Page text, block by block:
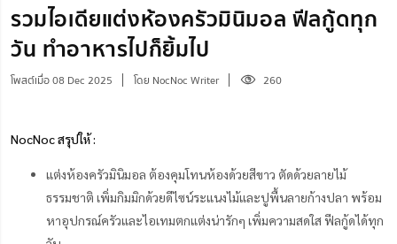
รวมไอเดียแต่งห้องครัวมินิมอล ฟีลกู้ดทุก
วัน ทำอาหารไปก็ยิ้มไป
โพสต์เมื่อ 08 Dec 2025 โดย NocNoc Writer 260
NocNoc สรุปให้ :
แต่งห้องครัวมินิมอล ต้องคุมโทนห้องด้วยสีขาว ตัดด้วยลายไม้
ธรรมชาติ เพิ่มกิมมิกด้วยดีไซน์ระแนงไม้และปูพื้นลายก้างปลา พร้อม
หาอุปกรณ์ครัวและไอเทมตกแต่งน่ารักๆ เพิ่มความสดใส ฟีลกู้ดได้ทุก